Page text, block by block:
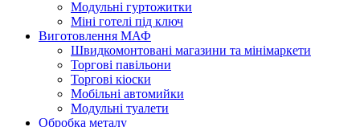
Модульні гуртожитки
Міні готелі під ключ
Виготовлення МАФ
Швидкомонтовані магазини та мінімаркети
Торгові павільони
Торгові кіоски
Мобільні автомийки
Модульні туалети
Обробка металу